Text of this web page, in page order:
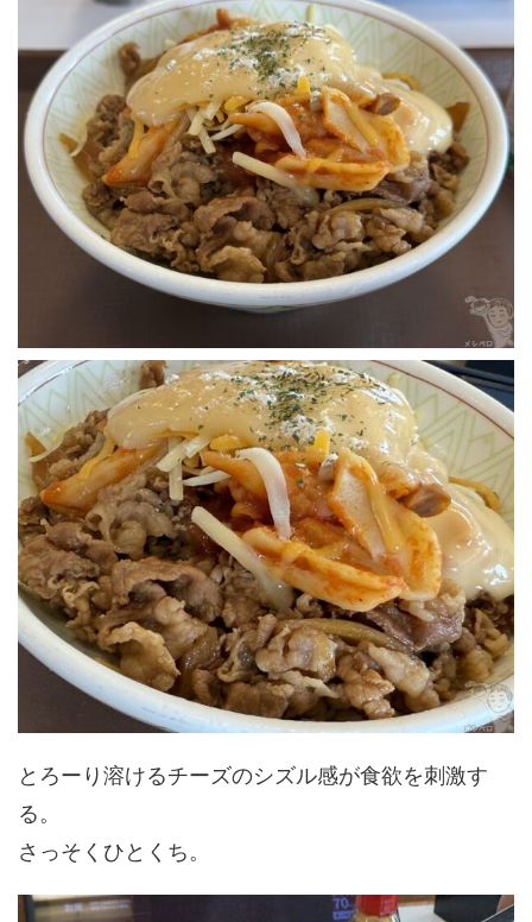
とろーり溶けるチーズのシズル感が食欲を刺激す
る。
さっそくひとくち。